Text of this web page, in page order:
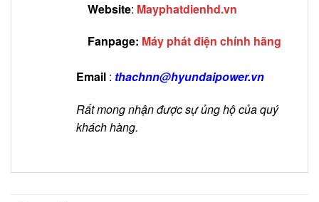
Website: Mayphatdienhd.vn
Fanpage: Máy phát điện chính hãng
Email: thachnn@hyundaipower.vn
Rất mong nhận được sự ủng hộ của quý
khách hàng.